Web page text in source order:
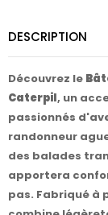
DESCRIPTION
Découvrez le
Caterpil, un
passionnés
randonneur
des balades
apportera
pas. Fabriqué à